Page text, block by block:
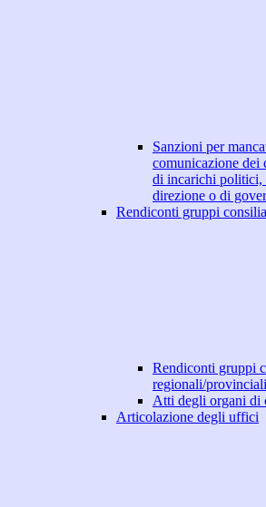
Sanzioni per
comunicazione dei
di incarichi politici,
direzione o di
Rendiconti gruppi
Rendiconti gruppi
regionali/provinciali
Atti degli organi di
Articolazione degli uffici